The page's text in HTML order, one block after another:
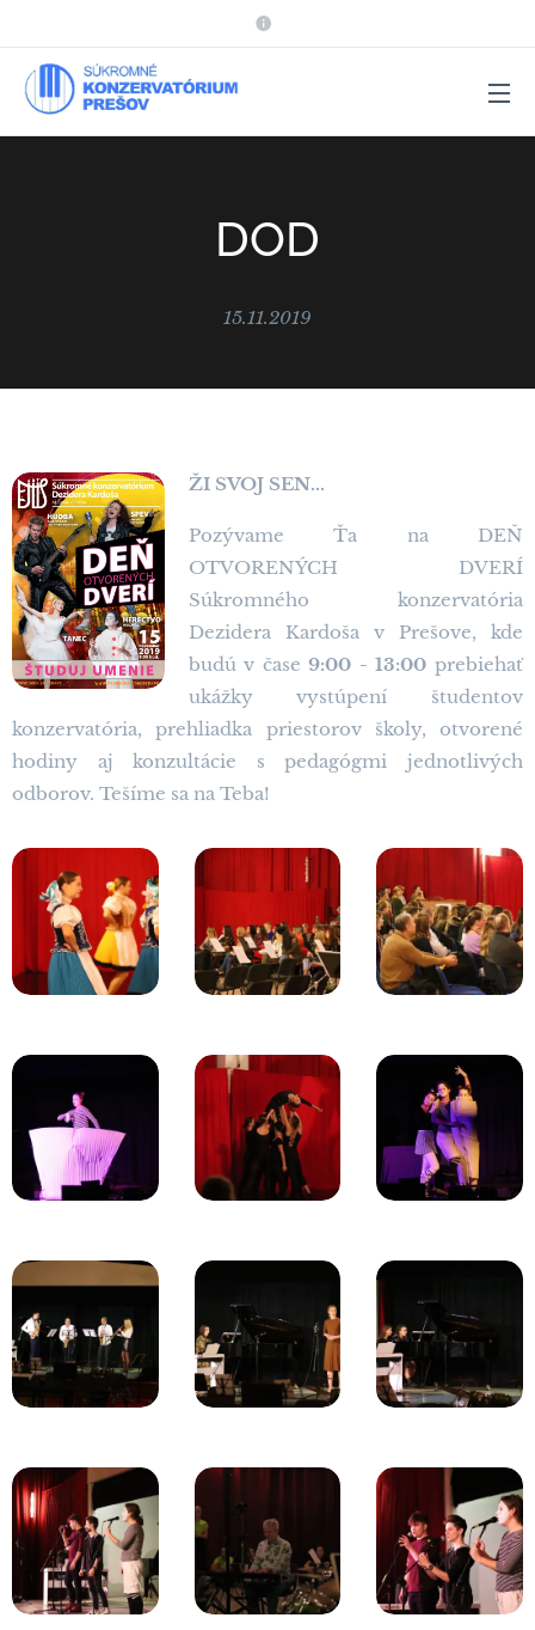
DOD
15.11.2019
ŽI SVOJ SEN...
Pozývame Ťa na DEŇ
OTVORENÝCH DVERÍ
Súkromného konzervatória
Dezidera Kardoša v Prešove, kde
budú v čase9:00 - 13:00 prebiehať
ukážky vystúpení študentov
konzervatória, prehliadka priestorov školy, otvorené
hodiny aj konzultácie s pedagógmi jednotlivých
odborov. Tešíme sa na Teba!